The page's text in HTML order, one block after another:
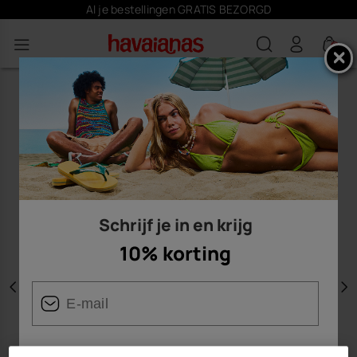
Al je bestellingen GRATIS BEZORGD
0
Vorige
Schrijf je in en krijg
10% korting